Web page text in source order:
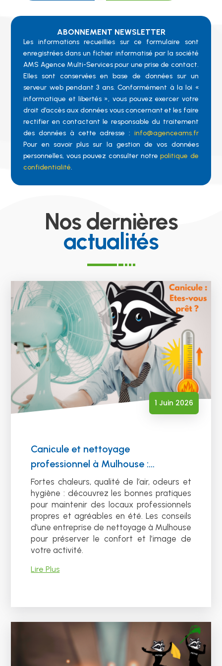
ABONNEMENT NEWSLETTER
Les informations recueillies sur ce formulaire sont
enregistrées dans un fichier informatisé par la société
AMS Agence Multi-Services pour une prise de contact.
Elles sont conservées en base de données sur un
serveur web pendant 3 ans. Conformément à la loi «
informatique et libertés », vous pouvez exercer votre
droit d’accès aux données vous concernant et les faire
rectifier en contactant le responsable du traitement
des données à cette adresse : info@agenceams.fr
Pour en savoir plus sur la gestion de vos données
personnelles, vous pouvez consulter notrepolitique de
confidentialité.
Nos dernières
actualités
Canicule et nettoyage
professionnel à Mulhouse :
comment garder des locaux
propres et sains en été ?
1 Juin 2026
Fortes chaleurs, qualité de l’air, odeurs et
hygiène : découvrez les bonnes pratiques
pour maintenir des locaux professionnels
propres et agréables en été. Les conseils
d’une entreprise de nettoyage à Mulhouse
pour préserver le confort et l’image de
votre activité.
Lire Plus